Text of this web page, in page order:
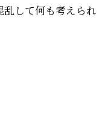
乱して何も考えられ